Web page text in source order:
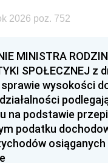
2026 poz. 752
MINISTRA
SPOŁECZNEJ z
sprawie wysokości
na podstawie
podatku